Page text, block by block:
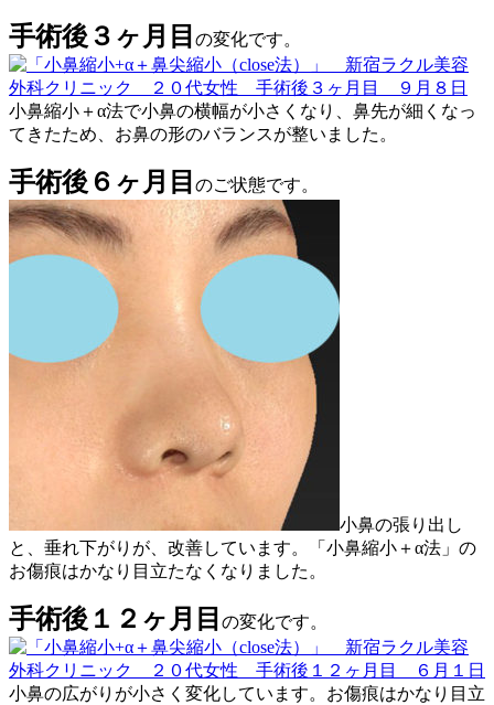
手術後３ヶ月目 の変化です。
小鼻縮小＋α法で小鼻の横幅が小さくなり、鼻先が細くなっ
てきたため、お鼻の形のバランスが整いました。
手術後６ヶ月目 のご状態です。
小鼻の張り出し
と、垂れ下がりが、改善しています。「小鼻縮小＋α法」の
お傷痕はかなり目立たなくなりました。
手術後１２ヶ月目 の変化です。
小鼻の広がりが小さく変化しています。お傷痕はかなり目立